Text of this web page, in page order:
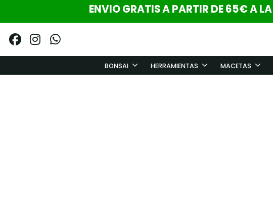
ENVIO GRATIS A PARTIR DE 65€ A LA
BONSAI HERRAMIENTAS MACETAS